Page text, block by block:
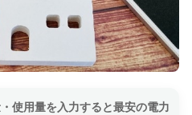
使用量を入力すると最安の電力